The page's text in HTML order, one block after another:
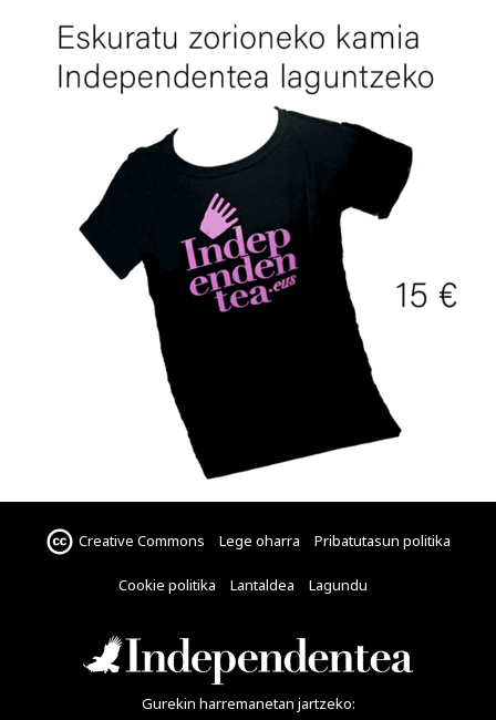
Creative Commons Lege oharra Pribatutasun politika
Cookie politika Lantaldea Lagundu
Gurekin harremanetan jartzeko: